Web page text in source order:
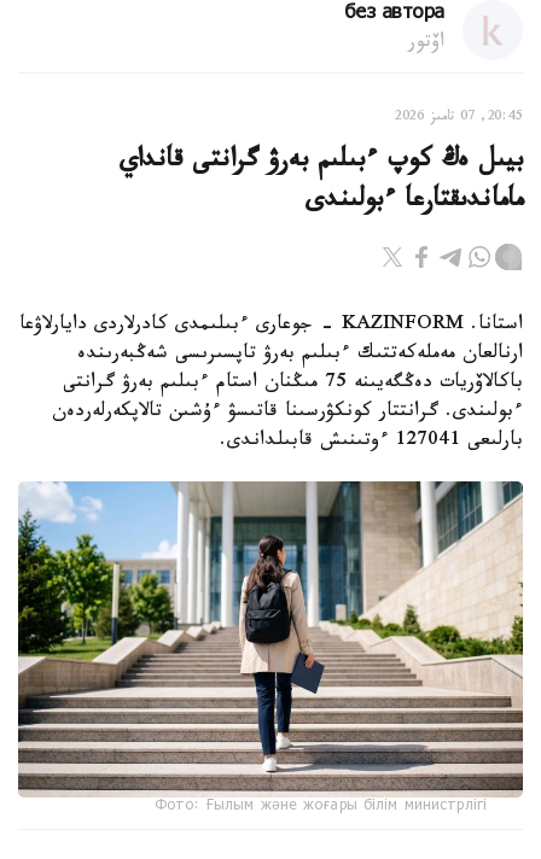
без автора
اۆتور
20:45, 07 تامىز 2026
بيىل ەڭ كوپ ءبىلىم بەرۋ گرانتى قانداي
ماماندىقتارعا ءبولىندى
استانا. KAZINFORM - جوعارى ءبىلىمدى كادرلاردى دايارلاۋعا
ارنالعان مەملەكەتتىك ءبىلىم بەرۋ تاپسىرىسى شەڭبەرىندە
باكالاۆريات دەڭگەيىنە 75 مىڭنان استام ءبىلىم بەرۋ گرانتى
ءبولىندى. گرانتتار كونكۋرسىنا قاتىسۋ ءۇشىن تالاپكەرلەردەن
بارلىعى 127041 ءوتىنىش قابىلداندى.
Фото: Ғылым және жоғары білім министрлігі